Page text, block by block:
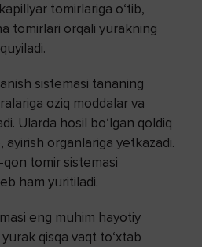
tomirlariga o‘tib,
tomirlari orqali yurakning
sistemasi tananing
oziq moddalar va
Ularda hosil bo‘lgan qoldiq
ayirish organlariga yetkazadi.
tomir sistemasi
ham yuritiladi.
eng muhim hayotiy
qisqa vaqt to‘xtab